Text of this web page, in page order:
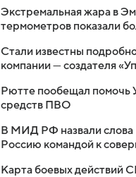
Экстремальная жара в
термометров показали
Стали известны
компании — создателя
Рютте пообещал помочь
средств ПВО
В МИД РФ назвали слова
Россию командой к
Карта боевых действий